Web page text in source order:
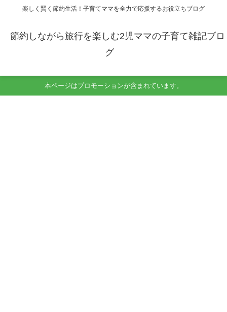
楽しく賢く節約生活！子育てママを全力で応援するお役立ちブログ
節約しながら旅行を楽しむ2児ママの子育て雑記ブロ
グ
本ページはプロモーションが含まれています。